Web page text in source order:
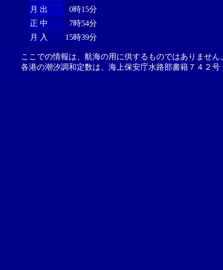
月 出
0時15分
正 中
7時54分
月 入
15時39分
ここでの情報は、航海の用に供するものではありませ
各港の潮汐調和定数は、海上保安庁水路部書籍７４２